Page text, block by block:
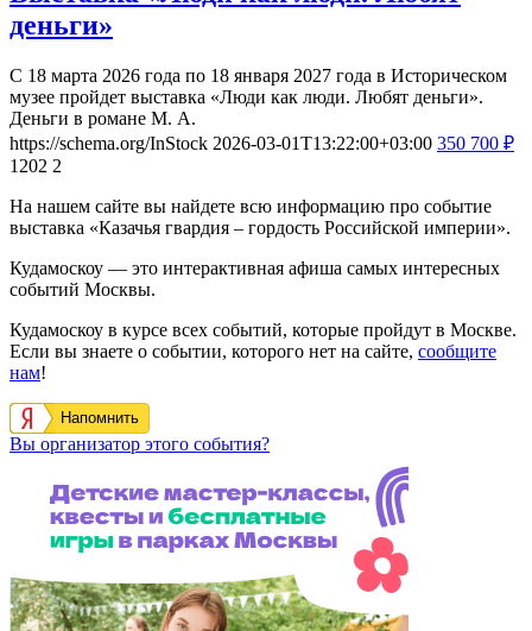
деньги»
С 18 марта 2026 года по 18 января 2027 года в Историческом
музее пройдет выставка «Люди как люди. Любят деньги».
Деньги в романе М. А.
https://schema.org/InStock 2026-03-01T13:22:00+03:00 350 700 ₽
1202 2
На нашем сайте вы найдете всю информацию про событие
выставка «Казачья гвардия – гордость Российской империи».
Кудамоскоу — это интерактивная афиша самых интересных
событий Москвы.
Кудамоскоу в курсе всех событий, которые пройдут в Москве.
Если вы знаете о событии, которого нет на сайте, сообщите
нам!
Напомнить
Вы организатор этого события?